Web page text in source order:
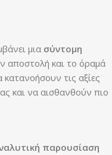
μια σύντομη
αποστολή και το όραμά
τις αξίες
και να αισθανθούν πιο
παρουσίαση